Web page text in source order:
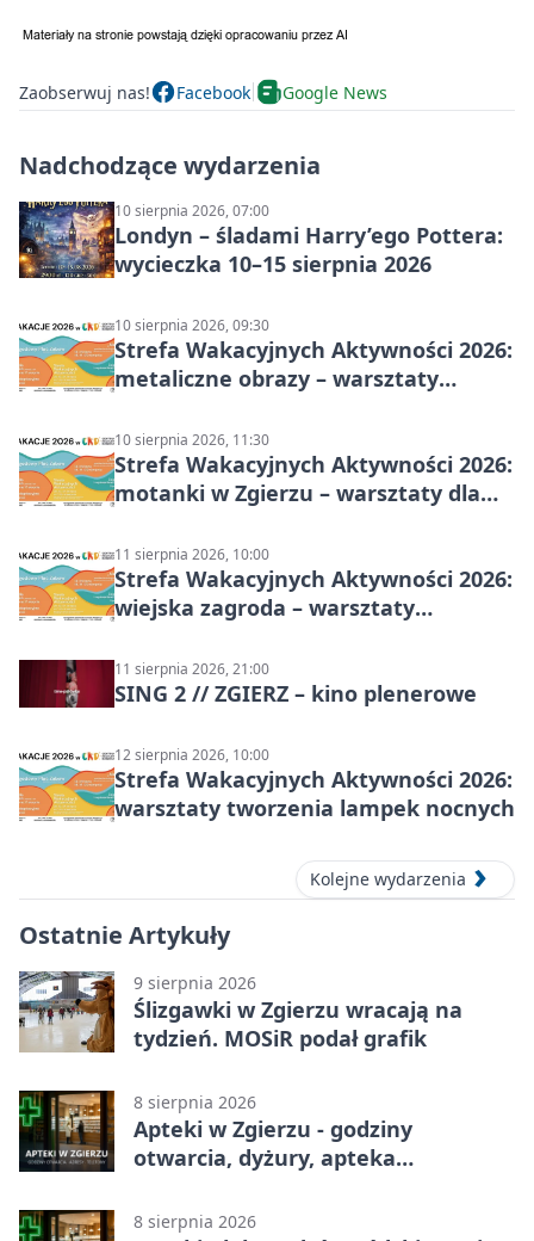
Zaobserwuj nas! Facebook Google News
Nadchodzące wydarzenia
10 sierpnia 2026, 07:00
Londyn – śladami Harry’ego Pottera:
wycieczka 10–15 sierpnia 2026
10 sierpnia 2026, 09:30
Strefa Wakacyjnych Aktywności 2026:
metaliczne obrazy – warsztaty
10 sierpnia 2026, 11:30
Strefa Wakacyjnych Aktywności 2026:
motanki w Zgierzu – warsztaty dla
11 sierpnia 2026, 10:00
Strefa Wakacyjnych Aktywności 2026:
wiejska zagroda – warsztaty
11 sierpnia 2026, 21:00
SING 2 // ZGIERZ – kino plenerowe
12 sierpnia 2026, 10:00
Strefa Wakacyjnych Aktywności 2026:
warsztaty tworzenia lampek nocnych
Kolejne wydarzenia
Ostatnie Artykuły
9 sierpnia 2026
Ślizgawki w Zgierzu wracają na
tydzień. MOSiR podał grafik
8 sierpnia 2026
Apteki w Zgierzu - godziny
otwarcia, dyżury, apteka
8 sierpnia 2026